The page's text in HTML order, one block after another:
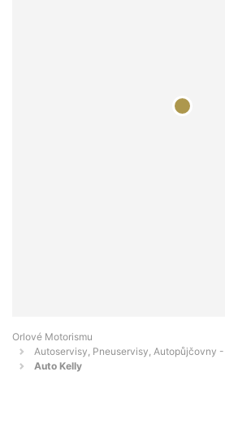
Orlové Motorismu
Autoservisy, Pneuservisy, Autopůjčovny
Auto Kelly